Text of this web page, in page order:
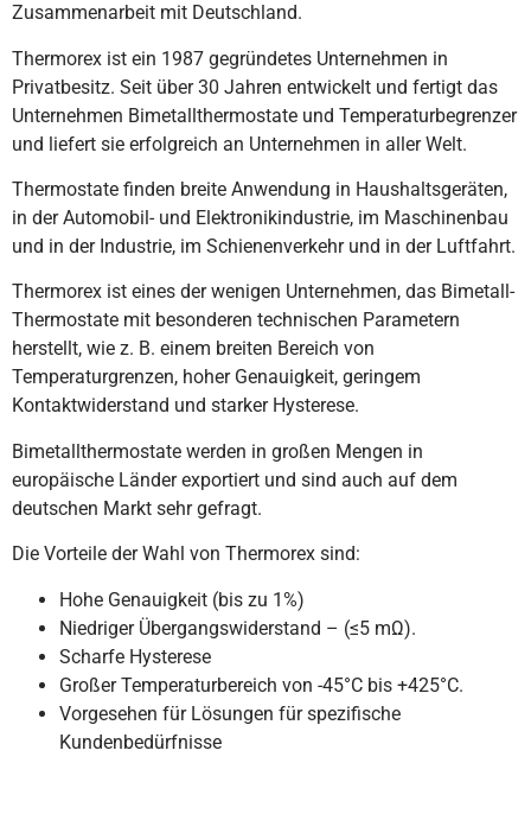
Zusammenarbeit mit Deutschland.
Thermorex ist ein 1987 gegründetes Unternehmen in
Privatbesitz. Seit über 30 Jahren entwickelt und fertigt das
Unternehmen Bimetallthermostate und Temperaturbegrenzer
und liefert sie erfolgreich an Unternehmen in aller Welt.
Thermostate finden breite Anwendung in Haushaltsgeräten,
in der Automobil- und Elektronikindustrie, im Maschinenbau
und in der Industrie, im Schienenverkehr und in der Luftfahrt.
Thermorex ist eines der wenigen Unternehmen, das Bimetall-
Thermostate mit besonderen technischen Parametern
herstellt, wie z. B. einem breiten Bereich von
Temperaturgrenzen, hoher Genauigkeit, geringem
Kontaktwiderstand und starker Hysterese.
Bimetallthermostate werden in großen Mengen in
europäische Länder exportiert und sind auch auf dem
deutschen Markt sehr gefragt.
Die Vorteile der Wahl von Thermorex sind:
Hohe Genauigkeit (bis zu 1%)
Niedriger Übergangswiderstand – (≤5 mΩ).
Scharfe Hysterese
Großer Temperaturbereich von -45°C bis +425°C.
Vorgesehen für Lösungen für spezifische
Kundenbedürfnisse